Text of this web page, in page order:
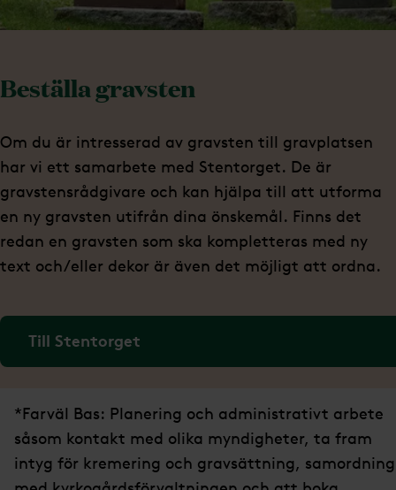
Beställa gravsten
Om du är intresserad av gravsten till gravplatsen
har vi ett samarbete med Stentorget. De är
gravstensrådgivare och kan hjälpa till att utforma
en ny gravsten utifrån dina önskemål. Finns det
redan en gravsten som ska kompletteras med ny
text och/eller dekor är även det möjligt att ordna.
Till Stentorget
*Farväl Bas: Planering och administrativt arbete
såsom kontakt med olika myndigheter, ta fram
intyg för kremering och gravsättning, samordning